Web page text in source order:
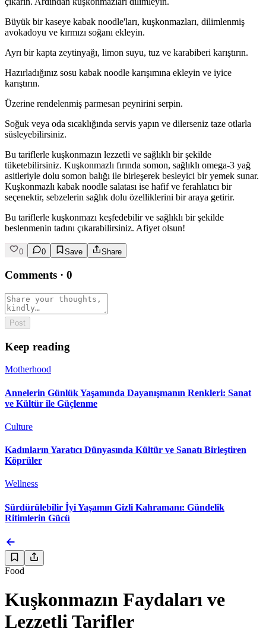
Büyük bir kaseye kabak noodle'ları, kuşkonmazları, dilimlenmiş
avokadoyu ve kırmızı soğanı ekleyin.
Ayrı bir kapta zeytinyağı, limon suyu, tuz ve karabiberi karıştırın.
Hazırladığınız sosu kabak noodle karışımına ekleyin ve iyice
karıştırın.
Üzerine rendelenmiş parmesan peynirini serpin.
Soğuk veya oda sıcaklığında servis yapın ve dilerseniz taze otlarla
süsleyebilirsiniz.
Bu tariflerle kuşkonmazın lezzetli ve sağlıklı bir şekilde
tüketebilirsiniz. Kuşkonmazlı fırında somon, sağlıklı omega-3 yağ
asitleriyle dolu somon balığı ile birleşerek besleyici bir yemek sunar.
Kuşkonmazlı kabak noodle salatası ise hafif ve ferahlatıcı bir
seçenektir, sebzelerin sağlık dolu özelliklerini bir araya getirir.
Bu tariflerle kuşkonmazı keşfedebilir ve sağlıklı bir şekilde
beslenmenin tadını çıkarabilirsiniz. Afiyet olsun!
0 0 Save Share
Comments · 0
Post
Keep reading
Motherhood
Annelerin Günlük Yaşamında Dayanışmanın Renkleri: Sanat
ve Kültür ile Güçlenme
Culture
Kadınların Yaratıcı Dünyasında Kültür ve Sanatı Birleştiren
Köprüler
Wellness
Sürdürülebilir İyi Yaşamın Gizli Kahramanı: Gündelik
Ritimlerin Gücü
Food
Kuşkonmazın Faydaları ve
Lezzetli Tarifler